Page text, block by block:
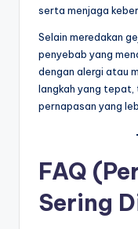
serta menjaga
Selain meredakan
penyebab yang
dengan alergi atau
langkah yang tepat,
pernapasan yang
FAQ
Sering